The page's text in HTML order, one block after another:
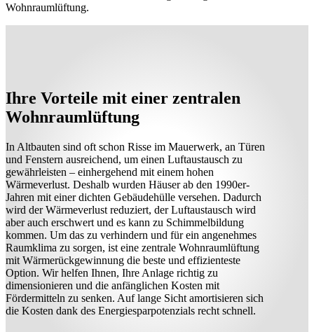
Wohnraumlüftung.
Ihre Vorteile mit einer zentralen
Wohnraumlüftung
In Altbauten sind oft schon Risse im Mauerwerk, an Türen
und Fenstern ausreichend, um einen Luftaustausch zu
gewährleisten – einhergehend mit einem hohen
Wärmeverlust. Deshalb wurden Häuser ab den 1990er-
Jahren mit einer dichten Gebäudehülle versehen. Dadurch
wird der Wärmeverlust reduziert, der Luftaustausch wird
aber auch erschwert und es kann zu Schimmelbildung
kommen. Um das zu verhindern und für ein angenehmes
Raumklima zu sorgen, ist eine zentrale Wohnraumlüftung
mit Wärmerückgewinnung die beste und effizienteste
Option. Wir helfen Ihnen, Ihre Anlage richtig zu
dimensionieren und die anfänglichen Kosten mit
Fördermitteln zu senken. Auf lange Sicht amortisieren sich
die Kosten dank des Energiesparpotenzials recht schnell.